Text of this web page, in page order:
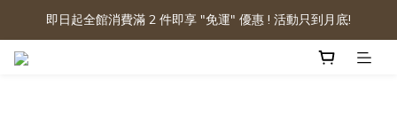
即日起全館消費滿 2 件即享 "免運" 優惠 ! 活動只到月底!